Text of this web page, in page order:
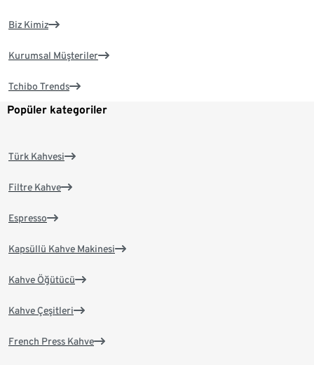
Biz Kimiz
Kurumsal Müşteriler
Tchibo Trends
Popüler kategoriler
Türk Kahvesi
Filtre Kahve
Espresso
Kapsüllü Kahve Makinesi
Kahve Öğütücü
Kahve Çeşitleri
French Press Kahve